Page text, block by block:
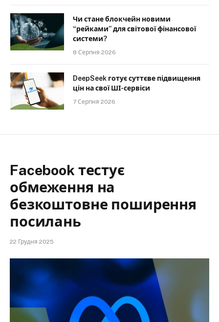
Чи стане блокчейн новими
“рейками” для світової фінансової
системи?
8 Серпня 2026
DeepSeek готує суттєве підвищення
цін на свої ШІ-сервіси
7 Серпня 2026
Facebook тестує
обмеження на
безкоштовне поширення
посилань
22 Грудня 2025